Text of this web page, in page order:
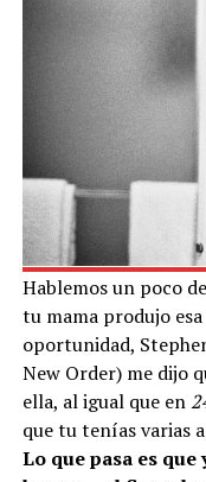
Hablemos un poco
tu mama produjo
oportunidad,
New Order) me dijo
ella, al igual que en
que tu tenías varias
Lo que pasa es